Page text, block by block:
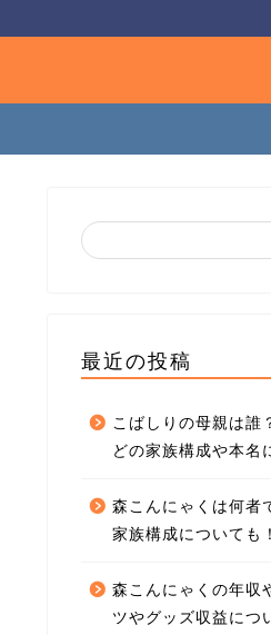
最近の投稿
こばしりの母親は誰
どの家族構成や本名
森こんにゃくは何者
家族構成についても！
森こんにゃくの年収
ツやグッズ収益につ